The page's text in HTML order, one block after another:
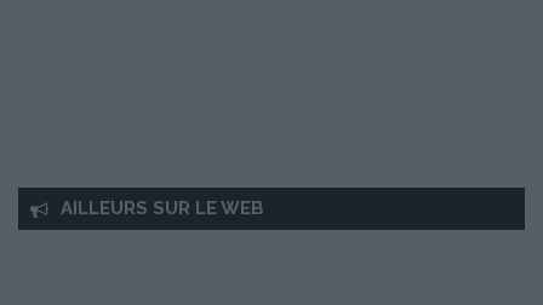
AILLEURS SUR LE WEB